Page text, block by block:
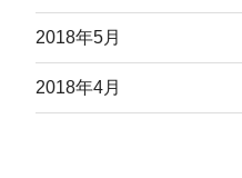
2018年5月
2018年4月